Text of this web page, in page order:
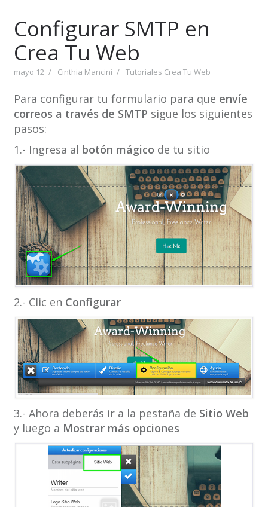
Configurar SMTP en
Crea Tu Web
mayo 12 Cinthia Mancini Tutoriales Crea Tu Web
Para configurar tu formulario para que envíe
correos a través de SMTP sigue los siguientes
pasos:
1.- Ingresa al botón mágico de tu sitio
2.- Clic en Configurar
3.- Ahora deberás ir a la pestaña de Sitio Web
y luego a Mostrar más opciones